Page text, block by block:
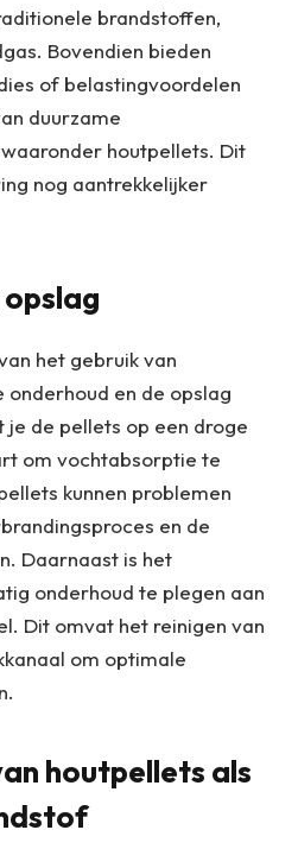
brandstoffen,
Bovendien bieden
of belastingvoordelen
duurzame
houtpellets. Dit
nog aantrekkelijker
het gebruik van
onderhoud en de opslag
de pellets op een droge
om vochtabsorptie te
kunnen problemen
en de
Daarnaast is het
onderhoud te plegen aan
Dit omvat het reinigen van
om optimale
houtpellets als